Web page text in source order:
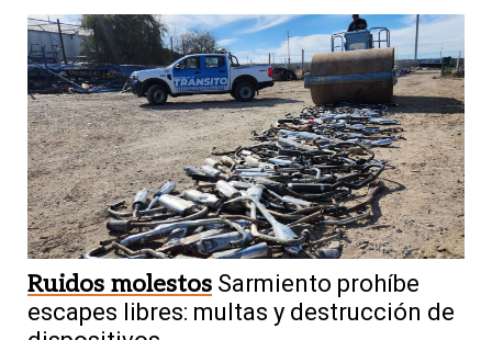
Ruidos molestos Sarmiento prohíbe
escapes libres: multas y destrucción de